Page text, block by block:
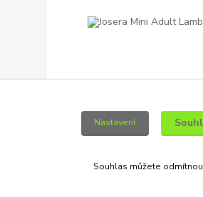
Josera Mini Adult Lamb 10 kg
Ušetříte 360 Kč
Nastavení
Souhlas můžete